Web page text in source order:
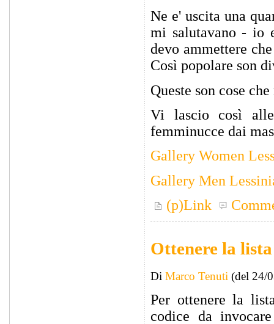
Ne e' uscita una
mi salutavano - io
devo ammettere
Così popolare son
Queste son cose
Vi lascio così
femminucce dai
Gallery Women
Gallery Men
(p)Link
Ottenere la
Di Marco Tenuti (del 24/
Per ottenere la
codice da